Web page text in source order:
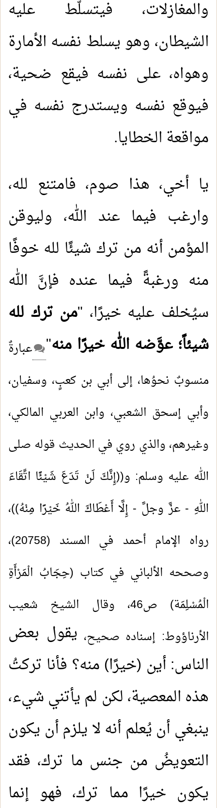
والمغازلات، فيتسلَّط عليه
الشيطان، وهو يسلط نفسه الأمارة
وهواه، على نفسه فيقع ضحية،
فيوقع نفسه ويستدرج نفسه في
مواقعة الخطايا.
يا أخي، هذا صوم، فامتنع لله،
وارغب فيما عند الله، وليوقن
المؤمن أنه من ترك شيئًا لله خوفًا
منه ورغبةً فيما عنده فإنَّ الله
سيُخلف عليه خيرًا، "من ترك لله
شيئاً؛ عوَّضه الله خيرًا منه"
عبارةٌ
منسوبٌ نحوُها، إلى أبي بن كعبٍ، وسفيان،
وأبي إسحق الشعبي، وابن العربي المالكي،
وغيرهم، والذي روي في الحديث قوله صلى
الله عليه وسلم: و((إِنَّكَ لَنْ تَدَعَ شَيْئًا اتِّقَاءَ
اللهِ - عزَّ وجلَّ - إِلَّا أَعْطَاكَ اللهُ خَيْرًا مِنْهُ))،
رواه الإمام أحمد في المسند (20758)،
وصححه الألباني في كتاب (حِجَابُ الْمَرْأَةِ
الْمُسْلِمَة) ص46، وقال الشيخ شعيب
الأرناؤوط: إسناده صحيح، يقول بعض
الناس: أين (خيرًا) منه؟ فأنا تركتُ
هذه المعصية، لكن لم يأتني شيء،
ينبغي أن يُعلم أنه لا يلزم أن يكون
التعويضُ من جنس ما ترك، فقد
يكون خيرًا مما ترك، فهو إنما